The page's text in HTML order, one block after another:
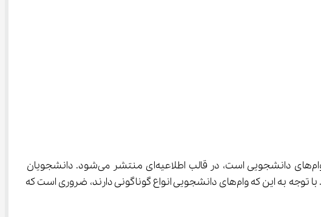
از طریق صندوق رفاه دانشجویان که مسئول پرداخت وام‌های دانشجویی است، در قالب اطلاعیه‌ای منتشر می‌شود. دانشجویان
متقاضی دریافت وام دانشجویی نیز می‌توانند با مراجعه به سامانه www.swf.ir از شرایط و نحوه درخواست آن اگاه شوند. با توجه به این که وام‌های دانشجویی انواع گوناگونی دارند، ضروری است که